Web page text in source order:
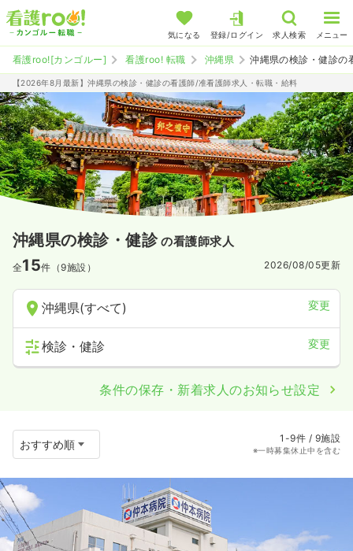
気になる 登録/ログイン 求人検索 メニュー
看護roo![カンゴルー] 看護roo! 転職 沖縄県 沖縄県の検診・健診の
【2026年8月最新】沖縄県の検診・健診の看護師/准看護師求人・転職・給料
沖縄県の検診・健診 の看護師求人
全15件（9施設） 2026/08/05更新
沖縄県(すべて) 変更
検診・健診 変更
条件の保存・新着求人のお知らせ設定
1-9件 / 9施設
※一時募集休止中を含む